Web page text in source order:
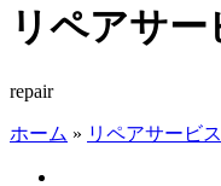
リペアサー
repair
ホーム » リペアサービス